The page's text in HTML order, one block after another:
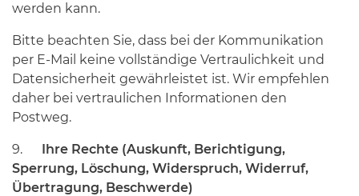
werden kann.
Bitte beachten Sie, dass bei der Kommunikation
per E-Mail keine vollständige Vertraulichkeit und
Datensicherheit gewährleistet ist. Wir empfehlen
daher bei vertraulichen Informationen den
Postweg.
9.
Ihre Rechte (Auskunft, Berichtigung,
Sperrung, Löschung, Widerspruch, Widerruf,
Übertragung, Beschwerde)